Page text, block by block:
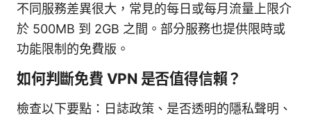
不同服務差異很大，常見的每日或每月流量上限介
於 500MB 到 2GB 之間。部分服務也提供限時或
功能限制的免費版。
如何判斷免費 VPN 是否值得信賴？
檢查以下要點：日誌政策、是否透明的隱私聲明、